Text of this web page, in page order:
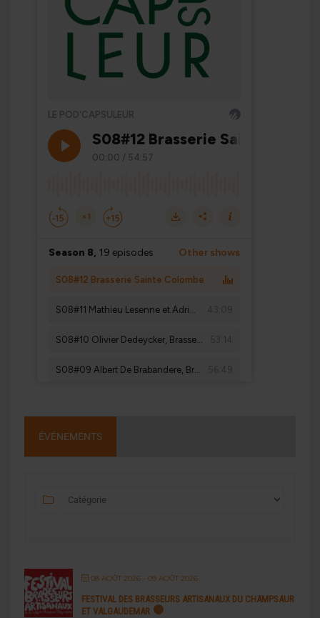
ÉVÉNEMENTS
08 AOÛT 2026- 09 AOÛT 2026
FESTIVAL DES BRASSEURS ARTISANAUX DU CHAMPSAUR
ET VALGAUDEMAR